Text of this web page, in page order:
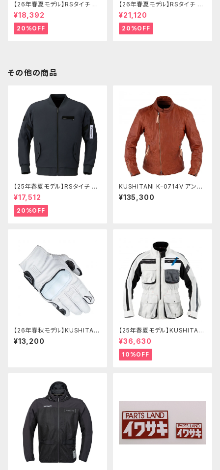
【26年春夏モデル】RSタイチ RS
J334 エアーフリップパーカ
¥18,392
20%OFF
【26年春夏モデル】RSタイチ RS
J335 クイックドライパーカ
¥21,120
20%OFF
その他の商品
【25年春夏モデル】RSタイチ RS
J343 クイックドライフライトジ
ャケット
¥17,512
20%OFF
KUSHITANI K-0714V アンフ
ィニッシュド-VジャケットⅡ
¥135,300
【26年春秋モデル】KUSHITANI
K- 5384 インベンティブレザー
グローブ
¥13,200
【25年春夏モデル】KUSHITANI
K-2439 フルメシュロングジャ
ケット
¥36,630
10%OFF